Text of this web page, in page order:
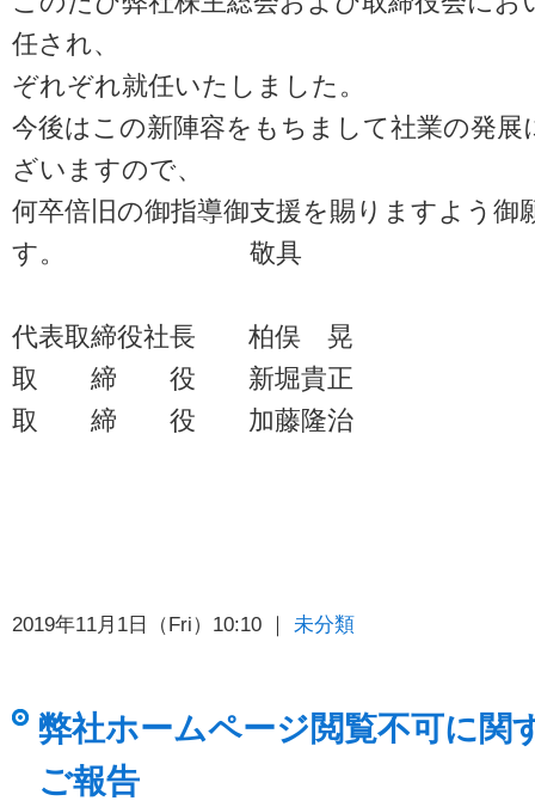
任され、
ぞれぞれ就任いたしました。
今後はこの新陣容をもちまして社業の発展
ざいますので、
何卒倍旧の御指導御支援を賜りますよう御
す。 敬具
代表取締役社長 柏俣 晃
取 締 役 新堀貴正
取 締 役 加藤隆治
2019年11月1日（Fri）10:10 ｜ 未分類
弊社ホームページ閲覧不可に関
ご報告